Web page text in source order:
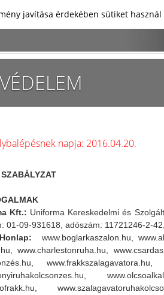
javítása érdekében sütiket
napja: 2016.04.20.
Kft.: Uniforma Kereskedelmi és
01-09-931618, adószám: 11721246-2-
www.boglarkaszalon.hu,
www.charlestonruha.hu,